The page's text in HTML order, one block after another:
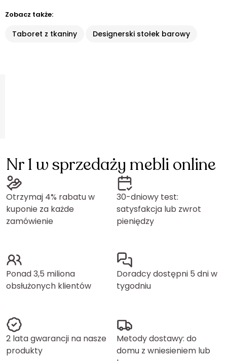
Zobacz także:
Taboret z tkaniny Designerski stołek barowy
Nr 1 w sprzedaży mebli online
Otrzymaj 4% rabatu w
kuponie za każde
zamówienie
30-dniowy test:
satysfakcja lub zwrot
pieniędzy
Ponad 3,5 miliona
obsłużonych klientów
Doradcy dostępni 5 dni w
tygodniu
2 lata gwarancji na nasze
produkty
Metody dostawy: do
domu z wniesieniem lub